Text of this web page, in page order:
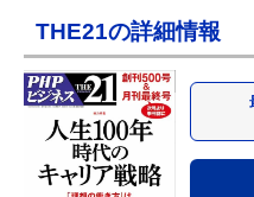
THE21の詳細情報